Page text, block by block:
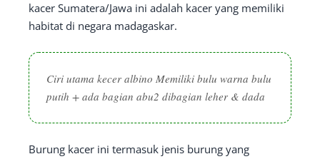
kacer Sumatera/Jawa ini adalah kacer yang memiliki
habitat di negara madagaskar.
Ciri utama kecer albino Memiliki bulu warna bulu
putih + ada bagian abu2 dibagian leher & dada
Burung kacer ini termasuk jenis burung yang